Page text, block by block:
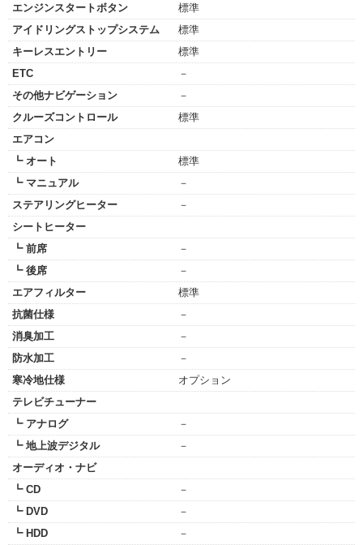
エンジンスタートボタン
標準
アイドリングストップシステム
標準
キーレスエントリー
標準
ETC
－
その他ナビゲーション
－
クルーズコントロール
標準
エアコン
┗ オート
標準
┗ マニュアル
－
ステアリングヒーター
－
シートヒーター
┗ 前席
－
┗ 後席
－
エアフィルター
標準
抗菌仕様
－
消臭加工
－
防水加工
－
寒冷地仕様
オプション
テレビチューナー
┗ アナログ
－
┗ 地上波デジタル
－
オーディオ・ナビ
┗ CD
－
┗ DVD
－
┗ HDD
－